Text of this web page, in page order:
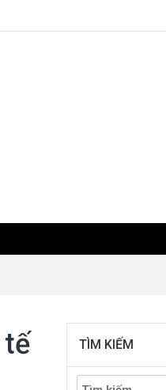
TÌM KIẾM
Tìm